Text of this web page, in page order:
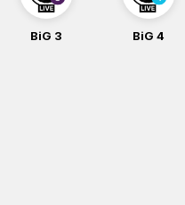
BiG 3 BiG 4